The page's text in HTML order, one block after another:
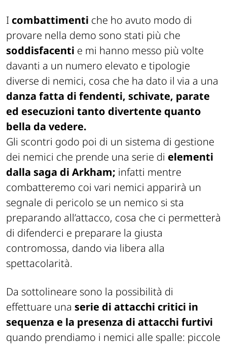
I combattimenti che ho avuto modo di
provare nella demo sono stati più che
soddisfacenti e mi hanno messo più volte
davanti a un numero elevato e tipologie
diverse di nemici, cosa che ha dato il via a una
danza fatta di fendenti, schivate, parate
ed esecuzioni tanto divertente quanto
bella da vedere.
Gli scontri godo poi di un sistema di gestione
dei nemici che prende una serie di elementi
dalla saga di Arkham; infatti mentre
combatteremo coi vari nemici apparirà un
segnale di pericolo se un nemico si sta
preparando all’attacco, cosa che ci permetterà
di difenderci e preparare la giusta
contromossa, dando via libera alla
spettacolarità.
Da sottolineare sono la possibilità di
effettuare una serie di attacchi critici in
sequenza e la presenza di attacchi furtivi
quando prendiamo i nemici alle spalle: piccole